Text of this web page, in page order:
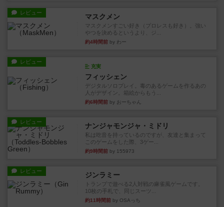
レビュー マスクメン
マスクメンすごい好き（プロレスも好き）。強い
やつを決めるというより、ジ...
約4時間前 by わー
レビュー
充実
フィッシェン
デジタルソロプレイ。毒のあるゲームを作るあの
人がデザイン。箱絵からもう...
約6時間前 by おーちゃん
レビュー ナンジャモンジャ・ミドリ
私は吃音を持っているのですが、友達と集まって
このゲームをした際、3ゲー...
約9時間前 by 155973
レビュー ジンラミー
トランプで遊べる2人対戦の麻雀風ゲームです。
10枚の手札で、同じスーツ...
約11時間前 by OSAっち